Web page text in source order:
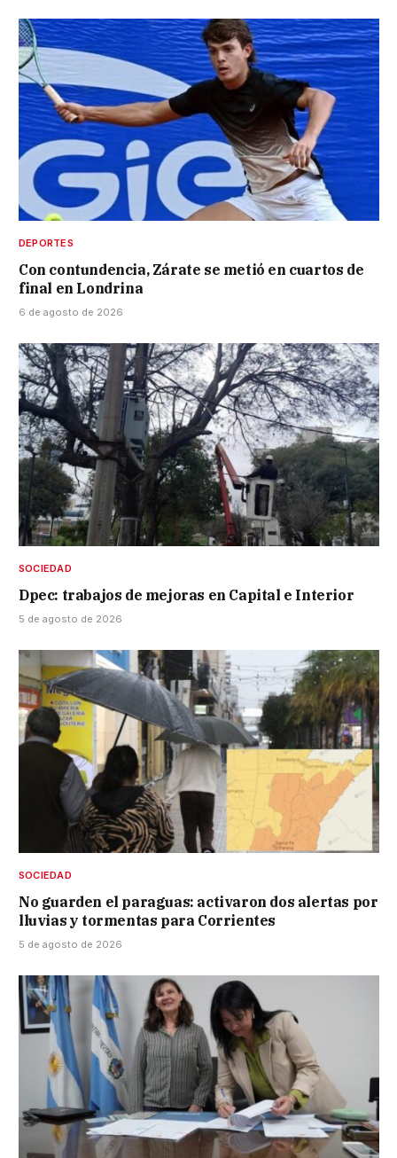
DEPORTES
Con contundencia, Zárate se metió en cuartos de
final en Londrina
6 de agosto de 2026
SOCIEDAD
Dpec: trabajos de mejoras en Capital e Interior
5 de agosto de 2026
SOCIEDAD
No guarden el paraguas: activaron dos alertas por
lluvias y tormentas para Corrientes
5 de agosto de 2026